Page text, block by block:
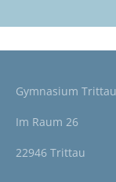
Gymnasium Trittau
Im Raum 26
22946 Trittau